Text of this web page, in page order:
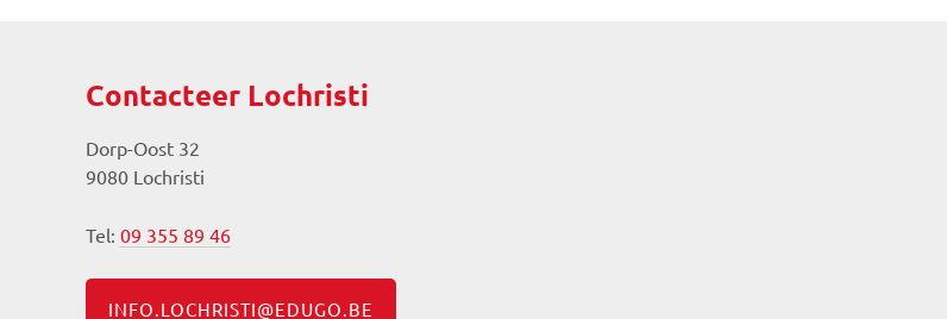
Contacteer Lochristi
Dorp-Oost 32
9080 Lochristi
Tel: 09 355 89 46
INFO.LOCHRISTI@EDUGO.BE